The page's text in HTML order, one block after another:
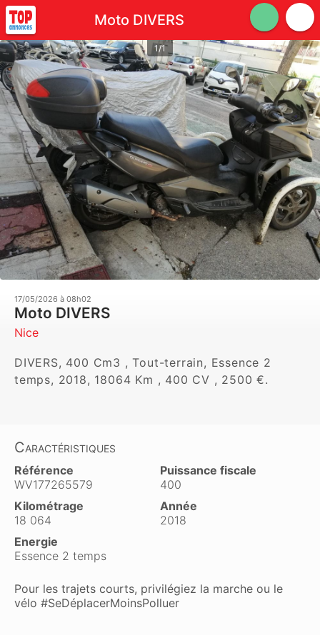
Moto DIVERS
1/1
17/05/2026 à 08h02
Moto DIVERS
Nice
DIVERS, 400 Cm3 , Tout-terrain, Essence 2
temps, 2018, 18064 Km , 400 CV , 2500 €.
Caractéristiques
Référence
WV177265579
Puissance fiscale
400
Kilométrage
18 064
Année
2018
Energie
Essence 2 temps
Pour les trajets courts, privilégiez la marche ou le
vélo #SeDéplacerMoinsPolluer